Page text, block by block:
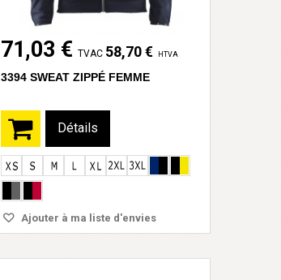
71,03 € TVAC 58,70 € HTVA
3394 SWEAT ZIPPÉ FEMME
Détails
Ajouter à ma liste d'envies